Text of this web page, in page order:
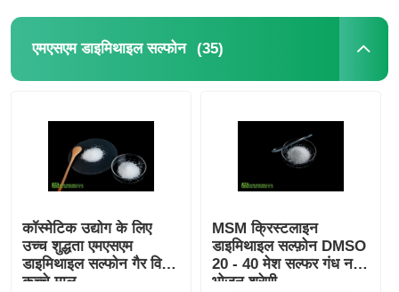
कारखाना भ्रमण
एक उद्धरण का अनुरोध करें
एमएसएम मिथाइलसल्फोनीलमीथेन
एमएसएम डाइमिथाइल सल्फोन (35)
कॉस्मेटिक उद्योग के लिए
उच्च शुद्धता एमएसएम
डाइमिथाइल सल्फोन गैर विषैले
कच्चे माल
MSM क्रिस्टलाइन
डाइमिथाइल सल्फ़ोन DMSO
20 - 40 मेश सल्फर गंध नहीं
भोजन श्रेणी